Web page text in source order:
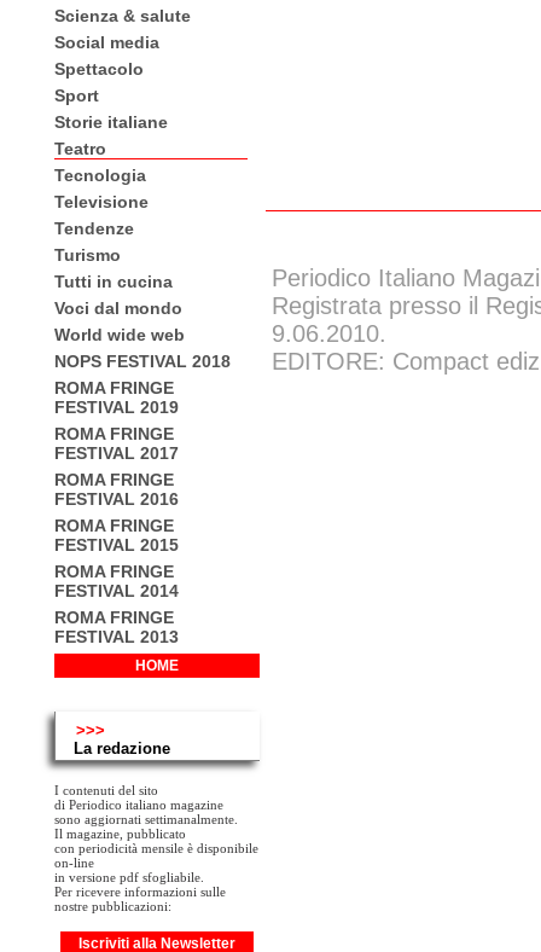
Scienza & salute
Social media
Spettacolo
Sport
Storie italiane
Teatro
Tecnologia
Televisione
Tendenze
Turismo
Tutti in cucina
Voci dal mondo
World wide web
NOPS FESTIVAL 2018
ROMA FRINGE
FESTIVAL 2019
ROMA FRINGE
FESTIVAL 2017
ROMA FRINGE
FESTIVAL 2016
ROMA FRINGE
FESTIVAL 2015
ROMA FRINGE
FESTIVAL 2014
ROMA FRINGE
FESTIVAL 2013
HOME
>>>
La redazione
I contenuti del sito
di Periodico italiano magazine
sono aggiornati settimanalmente.
Il magazine, pubblicato
con periodicità mensile è disponibile
on-line
in versione pdf sfogliabile.
Per ricevere informazioni sulle
nostre pubblicazioni:
Iscriviti alla Newsletter
Periodico Italiano
Registrata presso il
9.06.2010.
EDITORE: Compact